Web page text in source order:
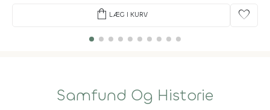
shopping_bag LÆG I KURV favorite
Samfund Og Historie